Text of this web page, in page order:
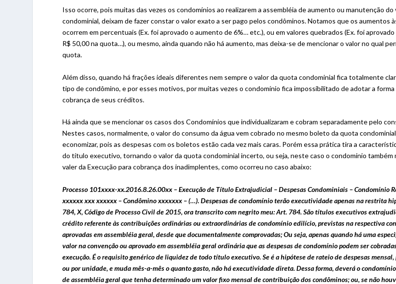
Isso ocorre, pois muitas das vezes os condomínios ao realizarem a assembléia de aumento ou manutenção do
condominial, deixam de fazer constar o valor exato a ser pago pelos condôminos. Notamos que os aumentos
ocorrem em percentuais (Ex. foi aprovado o aumento de 6%… etc.), ou em valores quebrados (Ex. foi
R$ 50,00 na quota…), ou mesmo, ainda quando não há aumento, mas deixa-se de mencionar o valor no qual
quota.
Além disso, quando há frações ideais diferentes nem sempre o valor da quota condominial fica totalmente
tipo de condômino, e por esses motivos, por muitas vezes o condomínio fica impossibilitado de adotar a forma
cobrança de seus créditos.
Há ainda que se mencionar os casos dos Condomínios que individualizaram e cobram separadamente pelo
Nestes casos, normalmente, o valor do consumo da água vem cobrado no mesmo boleto da quota
economizar, pois as despesas com os boletos estão cada vez mais caras. Porém essa prática tira a
do título executivo, tornando o valor da quota condominial incerto, ou seja, neste caso o condomínio também
valer da Execução para cobrança dos inadimplentes, como ocorreu no caso abaixo:
Processo 101xxxx-xx.2016.8.26.00xx – Execução de Título Extrajudicial – Despesas Condominiais – Condomínio
xxxxxx xxx xxxxxx – Condômino xxxxxxx – (…). Despesas de condomínio terão executividade apenas na restrita
784, X, Código de Processo Civil de 2015, ora transcrito com negrito meu: Art. 784. São títulos executivos
crédito referente às contribuições ordinárias ou extraordinárias de condomínio edilício, previstas na respectiva
aprovadas em assembléia geral, desde que documentalmente comprovadas; Ou seja, apenas quando há uma
valor na convenção ou aprovado em assembléia geral ordinária que as despesas de condomínio podem ser
execução. É o requisito genérico de liquidez de todo título executivo. Se é a hipótese de rateio de despesas
ou por unidade, e muda mês-a-mês o quanto gasto, não há executividade direta. Dessa forma, deverá o
de assembléia geral que tenha determinado um valor fixo mensal de contribuição dos condôminos; ou, se não